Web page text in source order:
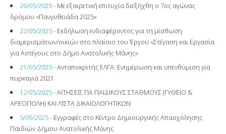
26/05/2025- Με εξαιρετική επιτυχία διεξήχθη ο 7ος αγώνας
δρόμου «Πανγυθειάδα 2025»
22/05/2025- Εκδήλωση ενδιαφέροντος για τη μίσθωση
διαμερισμάτων/οικιών στο πλαίσιο του Έργου «Στέγαση και Εργασία
για Αστέγους στο Δήμο Ανατολικής Μάνης»
21/05/2025- Ανταποκριτής ΕΛΓΑ: Ενημέρωση και υπενθύμιση για
πυρκαγιά 2021
12/05/2025- ΑΙΤΗΣΕΙΣ ΓΙΑ ΠΑΙΔΙΚΟΥΣ ΣΤΑΘΜΟΥΣ (ΓΥΘΕΙΟ &
ΑΡΕΟΠΟΛΗ) ΚΑΙ ΛΊΣΤΑ ΔΙΚΑΙΟΛΟΓΗΤΙΚΩΝ
5/05/2025- Εγγραφές στο Κέντρo Δημιουργικής Απασχόλησης
Παιδιών Δήμου Ανατολικής Μάνης